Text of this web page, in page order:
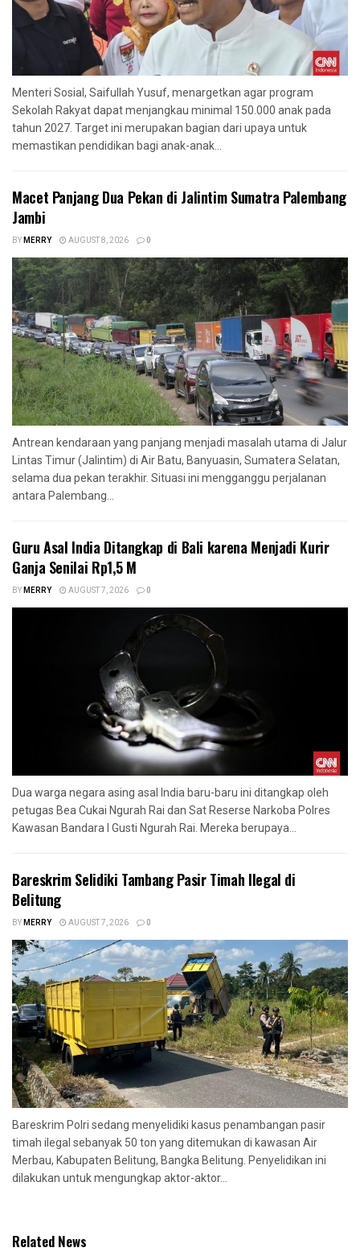
Menteri Sosial, Saifullah Yusuf, menargetkan agar program
Sekolah Rakyat dapat menjangkau minimal 150.000 anak pada
tahun 2027. Target ini merupakan bagian dari upaya untuk
memastikan pendidikan bagi anak-anak...
Macet Panjang Dua Pekan di Jalintim Sumatra Palembang
Jambi
BYMERRY AUGUST 8, 2026 0
Antrean kendaraan yang panjang menjadi masalah utama di Jalur
Lintas Timur (Jalintim) di Air Batu, Banyuasin, Sumatera Selatan,
selama dua pekan terakhir. Situasi ini mengganggu perjalanan
antara Palembang...
Guru Asal India Ditangkap di Bali karena Menjadi Kurir
Ganja Senilai Rp1,5 M
BYMERRY AUGUST 7, 2026 0
Dua warga negara asing asal India baru-baru ini ditangkap oleh
petugas Bea Cukai Ngurah Rai dan Sat Reserse Narkoba Polres
Kawasan Bandara I Gusti Ngurah Rai. Mereka berupaya...
Bareskrim Selidiki Tambang Pasir Timah Ilegal di
Belitung
BYMERRY AUGUST 7, 2026 0
Bareskrim Polri sedang menyelidiki kasus penambangan pasir
timah ilegal sebanyak 50 ton yang ditemukan di kawasan Air
Merbau, Kabupaten Belitung, Bangka Belitung. Penyelidikan ini
dilakukan untuk mengungkap aktor-aktor...
Related News